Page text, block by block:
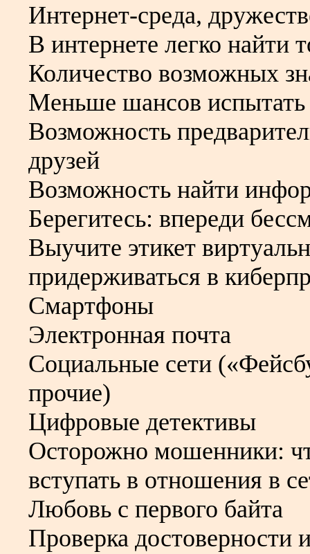
Интернет-среда,
В интернете легко найти
Количество возможных
Меньше шансов
Возможность
друзей
Возможность найти
Берегитесь: впереди
Выучите этикет
придерживаться в
Смартфоны
Электронная почта
Социальные сети
прочие)
Цифровые детективы
Осторожно мошенники:
вступать в отношения в
Любовь с первого байта
Проверка достоверности